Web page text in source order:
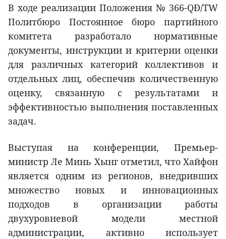
В ходе реализации Положения № 366-QĐ/TW
Политбюро Постоянное бюро партийного
комитета разработало нормативные
документы, инструкции и критерии оценки
для различных категорий коллективов и
отдельных лиц, обеспечив количественную
оценку, связанную с результатами и
эффективностью выполнения поставленных
задач.
Выступая на конференции, Премьер-
министр Ле Минь Хынг отметил, что Хайфон
является одним из регионов, внедривших
множество новых и инновационных
подходов в организации работы
двухуровневой модели местной
администрации, активно использует